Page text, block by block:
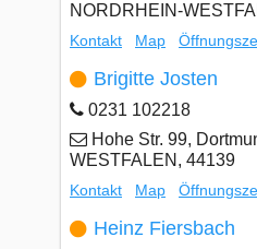
NORDRHEIN-
Kontakt Map
Brigitte Josten
0231 102218
Hohe Str. 99,
WESTFALEN, 44139
Kontakt Map
Heinz Fiersbach